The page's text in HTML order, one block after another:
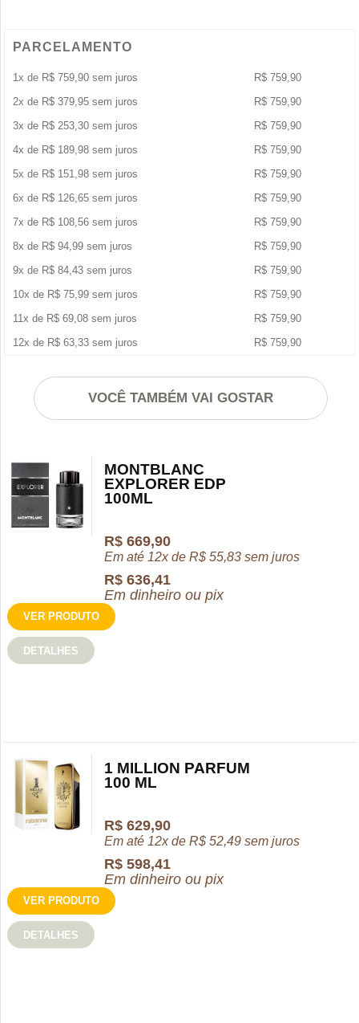
PARCELAMENTO
1x de R$ 759,90 sem juros R$ 759,90
2x de R$ 379,95 sem juros R$ 759,90
3x de R$ 253,30 sem juros R$ 759,90
4x de R$ 189,98 sem juros R$ 759,90
5x de R$ 151,98 sem juros R$ 759,90
6x de R$ 126,65 sem juros R$ 759,90
7x de R$ 108,56 sem juros R$ 759,90
8x de R$ 94,99 sem juros R$ 759,90
9x de R$ 84,43 sem juros R$ 759,90
10x de R$ 75,99 sem juros R$ 759,90
11x de R$ 69,08 sem juros R$ 759,90
12x de R$ 63,33 sem juros R$ 759,90
VOCÊ TAMBÉM VAI GOSTAR
MONTBLANC
EXPLORER EDP
100ML
R$ 669,90
Em até 12x deR$ 55,83 sem juros
R$ 636,41
Em dinheiro ou pix
VER PRODUTO
DETALHES
1 MILLION PARFUM
100 ML
R$ 629,90
Em até 12x deR$ 52,49 sem juros
R$ 598,41
Em dinheiro ou pix
VER PRODUTO
DETALHES